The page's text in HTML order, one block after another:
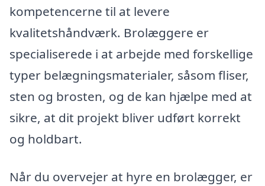
kompetencerne til at levere
kvalitetshåndværk. Brolæggere er
specialiserede i at arbejde med forskellige
typer belægningsmaterialer, såsom fliser,
sten og brosten, og de kan hjælpe med at
sikre, at dit projekt bliver udført korrekt
og holdbart.
Når du overvejer at hyre en brolægger, er